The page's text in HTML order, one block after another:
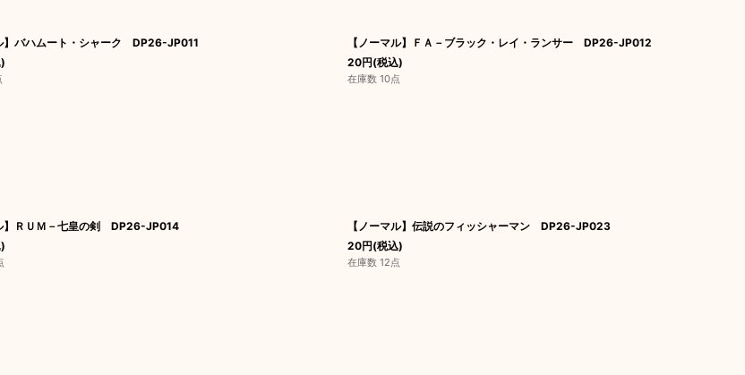
】バハムート・シャーク DP26-JP011
【ノーマル】ＦＡ－ブラック・レイ・ランサー DP26-JP012
20円(税込)
在庫数 10点
】ＲＵＭ－七皇の剣 DP26-JP014
【ノーマル】伝説のフィッシャーマン DP26-JP023
20円(税込)
在庫数 12点